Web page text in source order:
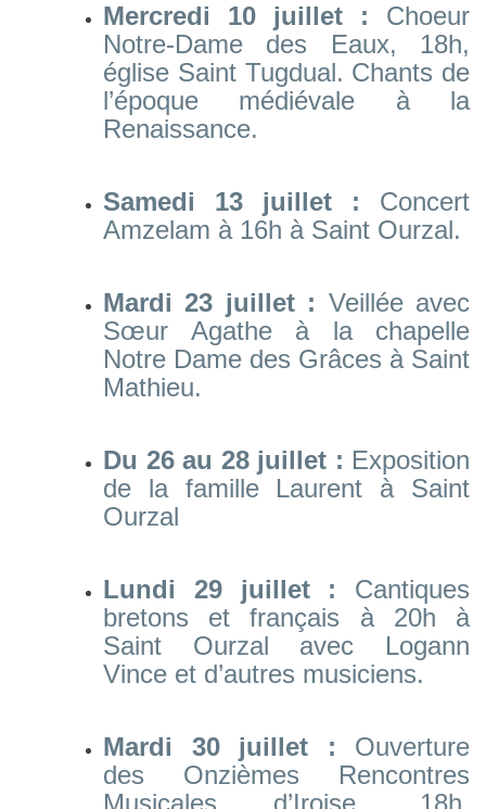
Mercredi 10 juillet : Choeur
Notre-Dame des Eaux, 18h,
église Saint Tugdual. Chants de
l’époque médiévale à la
Renaissance.
Samedi 13 juillet : Concert
Amzelam à 16h à Saint Ourzal.
Mardi 23 juillet : Veillée avec
Sœur Agathe à la chapelle
Notre Dame des Grâces à Saint
Mathieu.
Du 26 au 28 juillet : Exposition
de la famille Laurent à Saint
Ourzal
Lundi 29 juillet : Cantiques
bretons et français à 20h à
Saint Ourzal avec Logann
Vince et d’autres musiciens.
Mardi 30 juillet : Ouverture
des Onzièmes Rencontres
Musicales d’Iroise, 18h,